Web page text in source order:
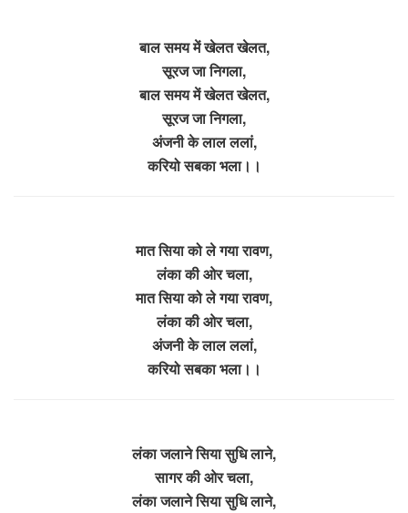
बाल समय में खेलत खेलत,
सूरज जा निगला,
बाल समय में खेलत खेलत,
सूरज जा निगला,
अंजनी के लाल ललां,
करियो सबका भला।।
मात सिया को ले गया रावण,
लंका की ओर चला,
मात सिया को ले गया रावण,
लंका की ओर चला,
अंजनी के लाल ललां,
करियो सबका भला।।
लंका जलाने सिया सुधि लाने,
सागर की ओर चला,
लंका जलाने सिया सुधि लाने,